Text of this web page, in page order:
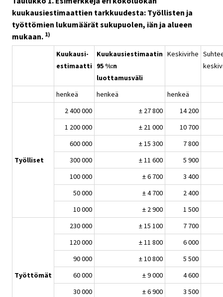
kuukausiestimaattien tarkkuudesta: Työllisten ja
työttömien lukumäärät sukupuolen, iän ja alueen
mukaan. 1)
Kuukausi-
estimaatti
Kuukausiestimaatin
95 %:n
luottamusväli
Keskivirhe
henkeä henkeä henkeä
Työlliset
2 400 000 ± 27 800
14 200
1 200 000
± 21 000
10 700
600 000
± 15 300
7 800
300 000
± 11 600
5 900
100 000
± 6 700
3 400
50 000
± 4 700
2 400
10 000
± 2 900 1 500
Työttömät
230 000 ± 15 100
7 700
120 000
± 11 800
6 000
90 000
± 10 800
5 500
60 000
± 9 000
4 600
30 000
± 6 900
3 500